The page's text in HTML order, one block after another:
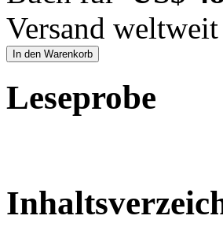
Versand weltweit
In den Warenkorb
Leseprobe